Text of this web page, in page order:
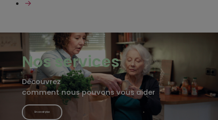
→
Nos services
Découvrez
comment nous pouvons vous aider
En savoir plus